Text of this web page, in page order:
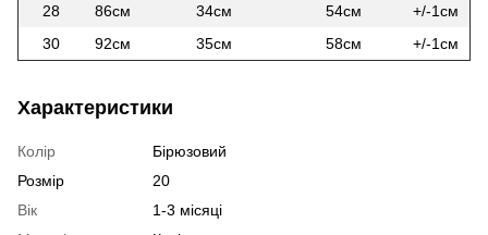
28
86см 34см 54см
+/-1см
30
92см 35см 58см +/-1см
Характеристики
Колір
Бірюзовий
Розмір
20
Вік
1-3 місяці